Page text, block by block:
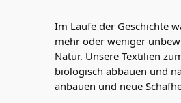
Im Laufe der Geschichte
mehr oder weniger
Natur. Unsere Textilien
biologisch abbauen und
anbauen und neue